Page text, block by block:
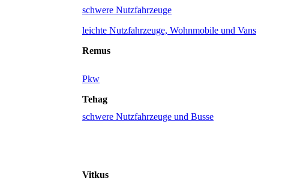
schwere Nutzfahrzeuge
leichte Nutzfahrzeuge, Wohnmobile und Vans
Remus
Pkw
Tehag
schwere Nutzfahrzeuge und Busse
Vitkus